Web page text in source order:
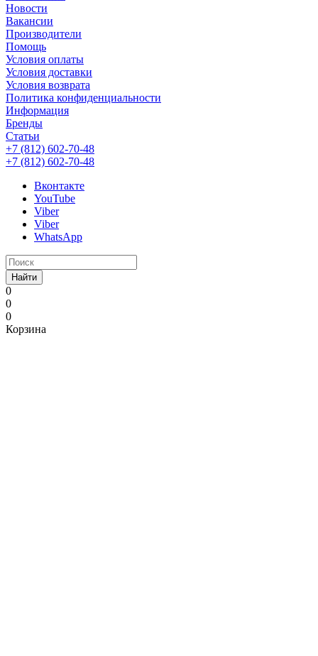
Новости
Вакансии
Производители
Помощь
Условия оплаты
Условия доставки
Условия возврата
Политика конфиденциальности
Информация
Бренды
Статьи
+7 (812) 602-70-48
+7 (812) 602-70-48
Вконтакте
YouTube
Viber
Viber
WhatsApp
Найти
0
0
0
Корзина